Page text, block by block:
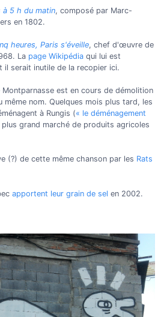
à 5 h du matin, composé par Marc-
en 1802.
heures, Paris s'éveille, chef d'œuvre de
La page Wikipédia qui lui est
il serait inutile de la recopier ici.
est en cours de démolition
nom. Quelques mois plus tard, les
à Rungis (« le déménagement
grand marché de produits agricoles
(?) de cette même chanson par les Rats
apportent leur grain de sel en 2002.